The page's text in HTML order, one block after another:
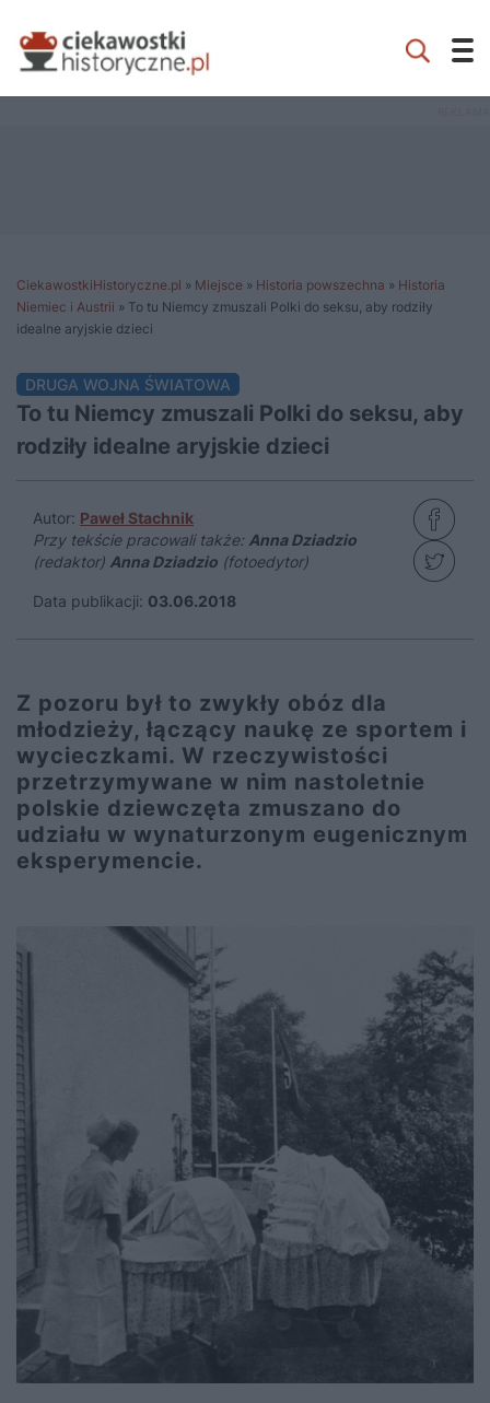
CiekawostkiHistoryczne.pl » Miejsce » Historia powszechna » Historia
Niemiec i Austrii » To tu Niemcy zmuszali Polki do seksu, aby rodziły
idealne aryjskie dzieci
DRUGA WOJNA ŚWIATOWA
To tu Niemcy zmuszali Polki do seksu, aby
rodziły idealne aryjskie dzieci
Autor: Paweł Stachnik
Przy tekście pracowali także: Anna Dziadzio
(redaktor) Anna Dziadzio (fotoedytor)
Data publikacji: 03.06.2018
Z pozoru był to zwykły obóz dla
młodzieży, łączący naukę ze sportem i
wycieczkami. W rzeczywistości
przetrzymywane w nim nastoletnie
polskie dziewczęta zmuszano do
udziału w wynaturzonym eugenicznym
eksperymencie.